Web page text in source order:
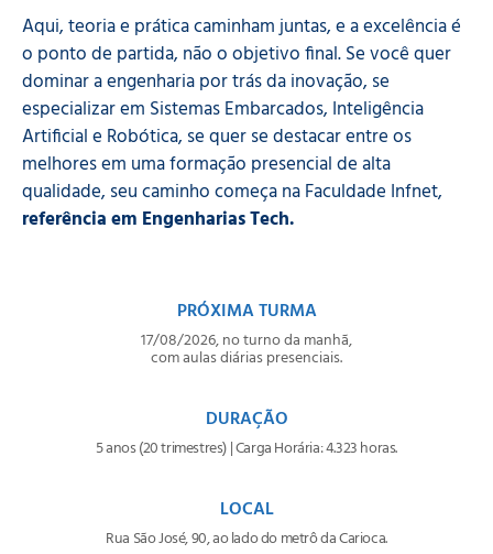
Aqui, teoria e prática caminham juntas, e a excelência é
o ponto de partida, não o objetivo final. Se você quer
dominar a engenharia por trás da inovação, se
especializar em Sistemas Embarcados, Inteligência
Artificial e Robótica, se quer se destacar entre os
melhores em uma formação presencial de alta
qualidade, seu caminho começa na Faculdade Infnet,
referência em Engenharias Tech.
PRÓXIMA TURMA
17/08/2026, no turno da manhã,
com aulas diárias presenciais.
DURAÇÃO
5 anos (20 trimestres) | Carga Horária: 4.323 horas.
LOCAL
Rua São José, 90, ao lado do metrô da Carioca.